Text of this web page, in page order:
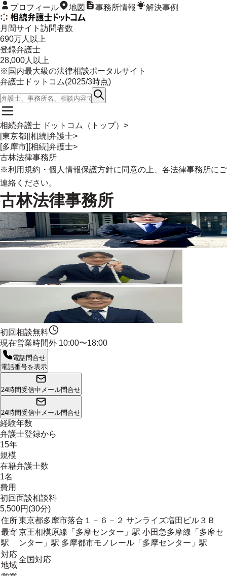
プロフィール 地図 事務所情報 解決事例
月間サイト訪問者数
690万人以上
登録弁護士
28,000人以上
※国内最大級の法律相談ポータルサイト
弁護士ドットコム(2025/3時点)
相続弁護士 ドットコム（トップ） >
[東京都][相続]弁護士>
[多摩市][相続]弁護士>
古林法律事務所
※利用規約 ・ 個人情報保護方針に同意の上、各法律事務所にご
連絡ください。
古林法律事務所
初回相談無料
現在営業時間外 10:00〜18:00
電話問合せ
電話番号を表示
24時間受信中 メール問合せ
24時間受信中 メール問合せ
経験年数
弁護士登録から
15年
規模
在籍弁護士数
1名
費用
初回面談相談料
5,500円(30分)
住所東京都多摩市落合１－６－２ サンライズ増田ビル３Ｂ
最寄
駅
京王相模原線「多摩センター」駅 小田急多摩線「多摩セ
ンター」駅 多摩都市モノレール「多摩センター」駅
対応
地域
全国対応